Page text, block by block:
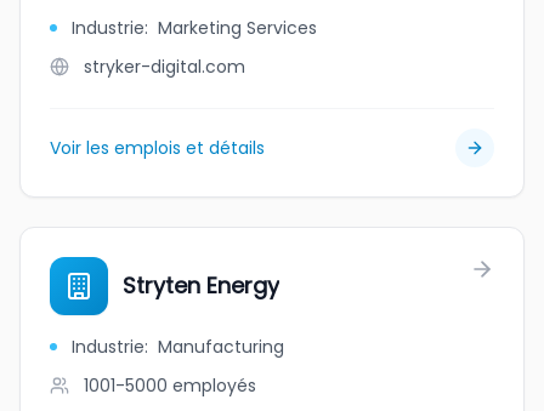
Industrie: Marketing Services
stryker-digital.com
Voir les emplois et détails
Stryten Energy
Industrie: Manufacturing
1001-5000 employés